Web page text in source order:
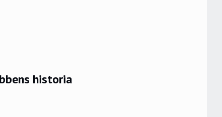
historia